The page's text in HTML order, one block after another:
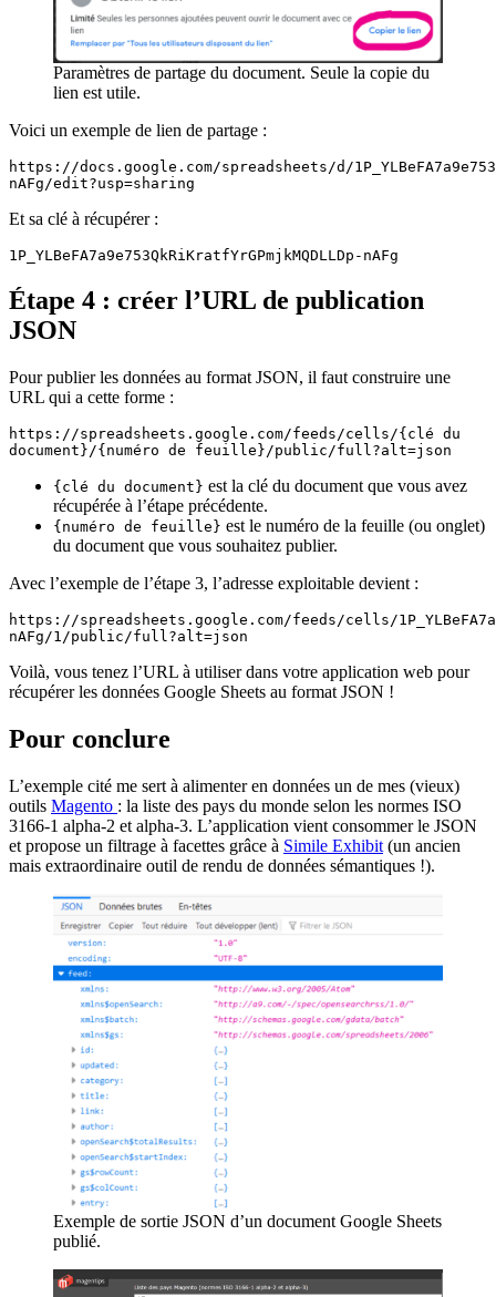
Paramètres de partage du document. Seule la copie du
lien est utile.
Voici un exemple de lien de partage :
https://docs.google.com/spreadsheets/d/
nAFg/edit?usp=sharing
Et sa clé à récupérer :
1P_YLBeFA7a9e753QkRiKratfYrGPmjkMQDLLDp-nAFg
Étape 4 : créer l’URL de publication
JSON
Pour publier les données au format JSON, il faut construire une
URL qui a cette forme :
https://spreadsheets.google.com/feeds/cells/{clé du
document}/{numéro de feuille}/public/full?alt=json
{clé du document} est la clé du document que vous avez
récupérée à l’étape précédente.
{numéro de feuille} est le numéro de la feuille (ou onglet)
du document que vous souhaitez publier.
Avec l’exemple de l’étape 3, l’adresse exploitable devient :
https://spreadsheets.google.com/feeds/cells/
nAFg/1/public/full?alt=json
Voilà, vous tenez l’URL à utiliser dans votre application web pour
récupérer les données Google Sheets au format JSON !
Pour conclure
L’exemple cité me sert à alimenter en données un de mes (vieux)
outils Magento : la liste des pays du monde selon les normes ISO
3166-1 alpha-2 et alpha-3. L’application vient consommer le JSON
et propose un filtrage à facettes grâce à Simile Exhibit (un ancien
mais extraordinaire outil de rendu de données sémantiques !).
Exemple de sortie JSON d’un document Google Sheets
publié.